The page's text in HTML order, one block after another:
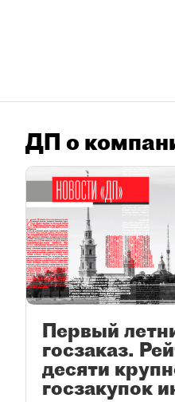
ДП о
Первый
госзаказ.
десяти
госзакупок